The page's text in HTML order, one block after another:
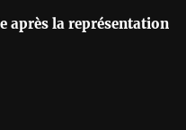
après la représentation